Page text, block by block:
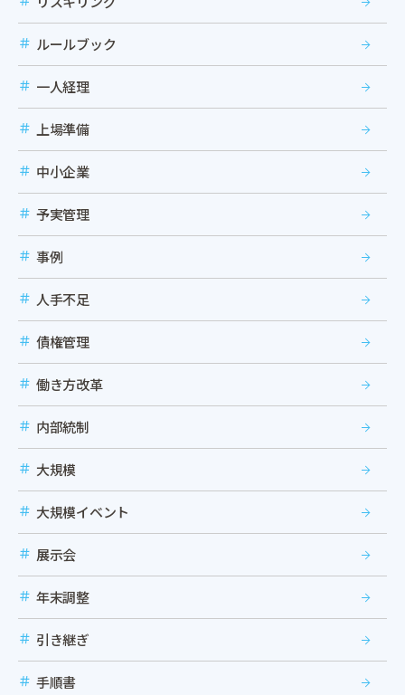
ルールブック
一人経理
上場準備
中小企業
予実管理
事例
人手不足
債権管理
働き方改革
内部統制
大規模
大規模イベント
展示会
年末調整
引き継ぎ
手順書